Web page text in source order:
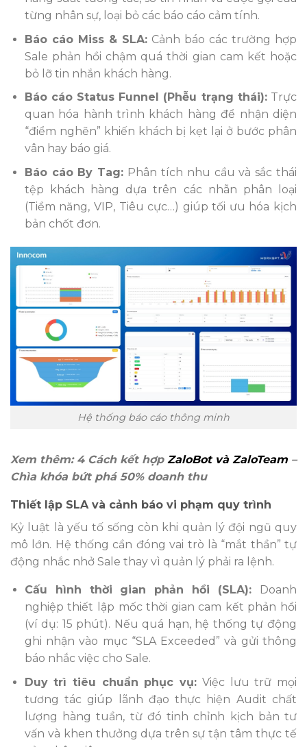
từng nhân sự, loại bỏ các báo cáo cảm tính.
Báo cáo Miss & SLA:Cảnh báo các trường hợp
Sale phản hồi chậm quá thời gian cam kết hoặc
bỏ lỡ tin nhắn khách hàng.
Báo cáo Status Funnel (Phễu trạng thái):Trực
quan hóa hành trình khách hàng để nhận diện
“điểm nghẽn” khiến khách bị kẹt lại ở bước phân
vân hay báo giá.
Báo cáo By Tag: Phân tích nhu cầu và sắc thái
tệp khách hàng dựa trên các nhãn phân loại
(Tiềm năng, VIP, Tiêu cực…) giúp tối ưu hóa kịch
bản chốt đơn.
Hệ thống báo cáo thông minh
Xem thêm: 4 Cách kết hợp ZaloBot và ZaloTeam –
Chìa khóa bứt phá 50% doanh thu
Thiết lập SLA và cảnh báo vi phạm quy trình
Kỷ luật là yếu tố sống còn khi quản lý đội ngũ quy
mô lớn. Hệ thống cần đóng vai trò là “mắt thần” tự
động nhắc nhở Sale thay vì quản lý phải ra lệnh.
Cấu hình thời gian phản hồi (SLA):
Doanh
nghiệp thiết lập mốc thời gian cam kết phản hồi
(ví dụ: 15 phút). Nếu quá hạn, hệ thống tự động
ghi nhận vào mục “SLA Exceeded” và gửi thông
báo nhắc việc cho Sale.
Duy trì tiêu chuẩn phục vụ:Việc lưu trữ mọi
tương tác giúp lãnh đạo thực hiện Audit chất
lượng hàng tuần, từ đó tinh chỉnh kịch bản tư
vấn và khen thưởng dựa trên sự tận tâm thực tế